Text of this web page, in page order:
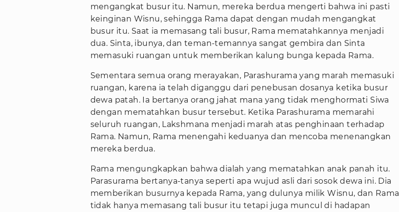
mengangkat busur itu. Namun, mereka berdua mengerti bahwa ini pasti
keinginan Wisnu, sehingga Rama dapat dengan mudah mengangkat
busur itu. Saat ia memasang tali busur, Rama mematahkannya menjadi
dua. Sinta, ibunya, dan teman-temannya sangat gembira dan Sinta
memasuki ruangan untuk memberikan kalung bunga kepada Rama.
Sementara semua orang merayakan, Parashurama yang marah memasuki
ruangan, karena ia telah diganggu dari penebusan dosanya ketika busur
dewa patah. Ia bertanya orang jahat mana yang tidak menghormati Siwa
dengan mematahkan busur tersebut. Ketika Parashurama memarahi
seluruh ruangan, Lakshmana menjadi marah atas penghinaan terhadap
Rama. Namun, Rama menengahi keduanya dan mencoba menenangkan
mereka berdua.
Rama mengungkapkan bahwa dialah yang mematahkan anak panah itu.
Parasurama bertanya-tanya seperti apa wujud asli dari sosok dewa ini. Dia
memberikan busurnya kepada Rama, yang dulunya milik Wisnu, dan Rama
tidak hanya memasang tali busur itu tetapi juga muncul di hadapan